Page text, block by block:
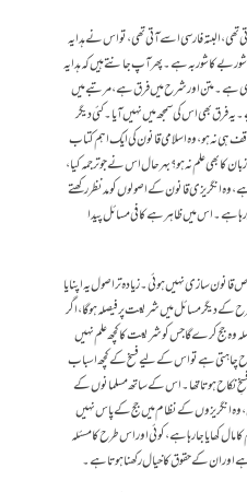
تھی، البتہ فارسی اسے آتی تھی، تو اس نے ہدایہ
شوربے کا شوربہ ہے۔ پھر آپ جانتے ہیں کہ ہدایہ
ہے۔ متن اور شرح میں فرق ہے، مرتبے میں
فرق بھی اس کی سمجھ میں نہیں آیا۔ کئی دیگر
ہی نہ ہو، وہ اسلامی قانون کی ایک اہم کتاب
کا بھی علم نہ ہو؟ بہرحال اس نے جو ترجمہ کیا،
انگریزی قانون کے اصولوں کو مدنظر رکھتے
ہے۔ اس میں ظاہر ہے کافی مسائل پیدا
قانون سازی نہیں ہوئی۔ زیادہ تر اصول یہ اپنایا
دیگر مسائل میں شریعت پر فیصلہ ہوگا، اگر
وہ جج کرے گا جس کو شریعت کا کچھ علم نہیں
چاہتی ہے تو اس کے لیے فسخ کے کچھ اسباب
فسخِ نکاح ہوتا تھا۔ اس کے ساتھ مسلمانوں کے
انگریزوں کے نظام میں جج کے پاس نہیں
مال کھایا جا رہا ہے، کوئی اور اس طرح کا مسئلہ
ان کے حقوق کا خیال رکھنا ہوتا ہے۔